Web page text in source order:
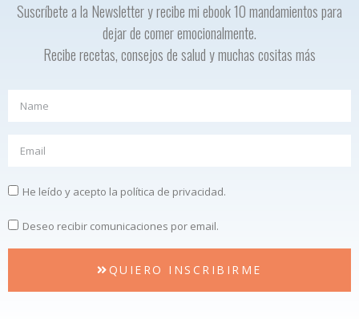
Suscríbete a la Newsletter y recibe mi ebook 10 mandamientos para
dejar de comer emocionalmente.
Recibe recetas, consejos de salud y muchas cositas más
He leído y acepto la política de privacidad.
Deseo recibir comunicaciones por email.
QUIERO INSCRIBIRME